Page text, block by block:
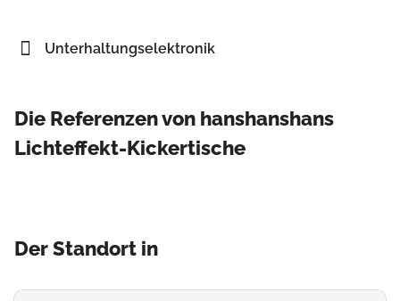
Unterhaltungselektronik
Die Referenzen von hanshanshans
Lichteffekt-Kickertische
Der Standort in